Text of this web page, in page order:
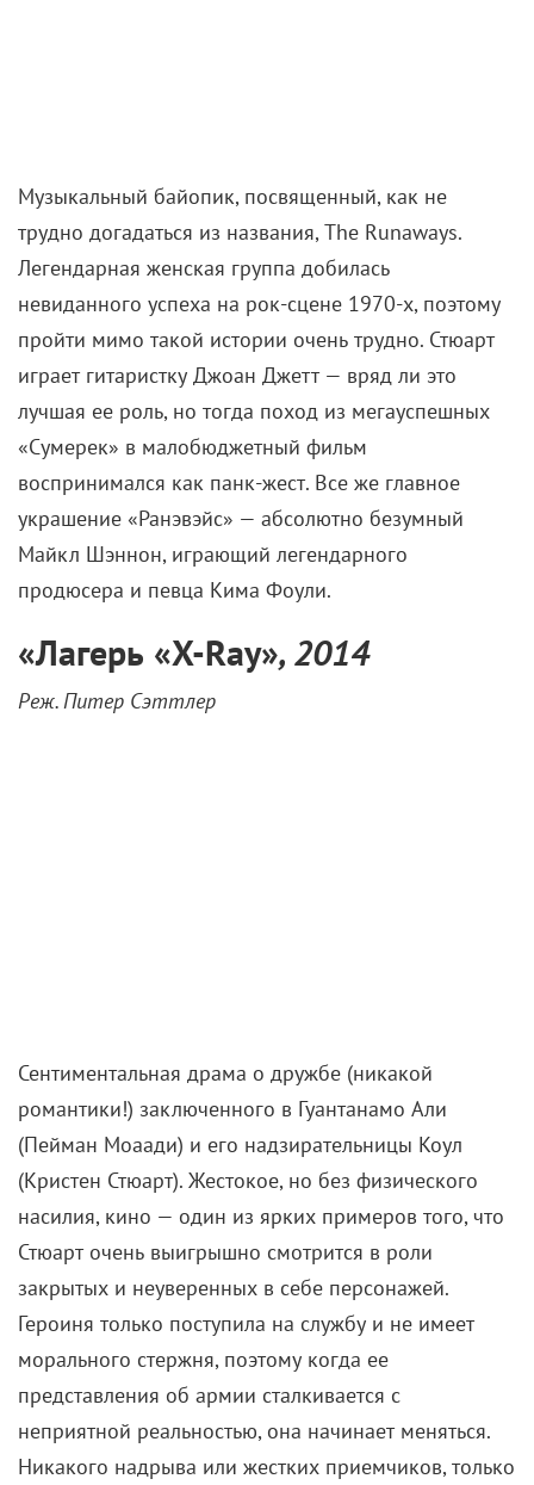
Музыкальный байопик, посвященный, как не
трудно догадаться из названия, The Runaways.
Легендарная женская группа добилась
невиданного успеха на рок-сцене 1970-х, поэтому
пройти мимо такой истории очень трудно. Стюарт
играет гитаристку Джоан Джетт — вряд ли это
лучшая ее роль, но тогда поход из мегауспешных
«Сумерек» в малобюджетный фильм
воспринимался как панк-жест. Все же главное
украшение «Ранэвэйс» — абсолютно безумный
Майкл Шэннон, играющий легендарного
продюсера и певца Кима Фоули.
«Лагерь «X-Ray», 2014
Реж. Питер Сэттлер
Сентиментальная драма о дружбе (никакой
романтики!) заключенного в Гуантанамо Али
(Пейман Моаади) и его надзирательницы Коул
(Кристен Стюарт). Жестокое, но без физического
насилия, кино — один из ярких примеров того, что
Стюарт очень выигрышно смотрится в роли
закрытых и неуверенных в себе персонажей.
Героиня только поступила на службу и не имеет
морального стержня, поэтому когда ее
представления об армии сталкивается с
неприятной реальностью, она начинает меняться.
Никакого надрыва или жестких приемчиков, только